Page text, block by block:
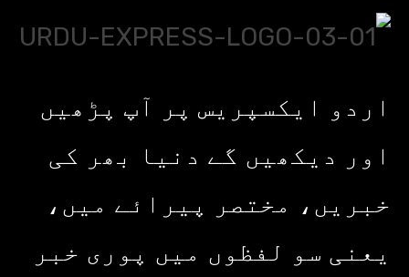
اردو ایکسپریس پر آپ پڑھیں
اور دیکھیں گے دنیا بھر کی
خبریں، مختصر پیرائے میں،
یعنی سو لفظوں میں پوری خبر